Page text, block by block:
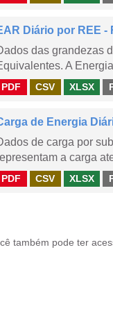
Diário por REE
das grandezas
A
PDF CSV XLSX
de Energia
de carga por
a carga
PDF CSV XLSX
também pode ter